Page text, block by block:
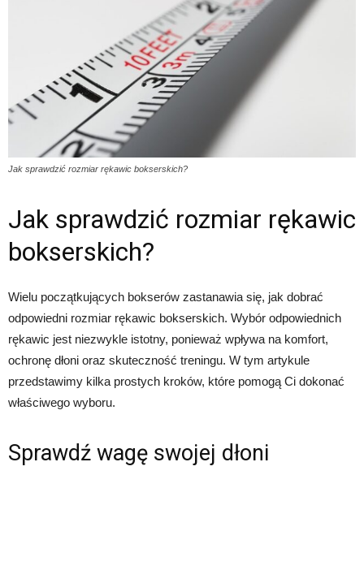
Jak sprawdzić rozmiar rękawic bokserskich?
Jak sprawdzić rozmiar rękawic
bokserskich?
Wielu początkujących bokserów zastanawia się, jak dobrać
odpowiedni rozmiar rękawic bokserskich. Wybór odpowiednich
rękawic jest niezwykle istotny, ponieważ wpływa na komfort,
ochronę dłoni oraz skuteczność treningu. W tym artykule
przedstawimy kilka prostych kroków, które pomogą Ci dokonać
właściwego wyboru.
Sprawdź wagę swojej dłoni